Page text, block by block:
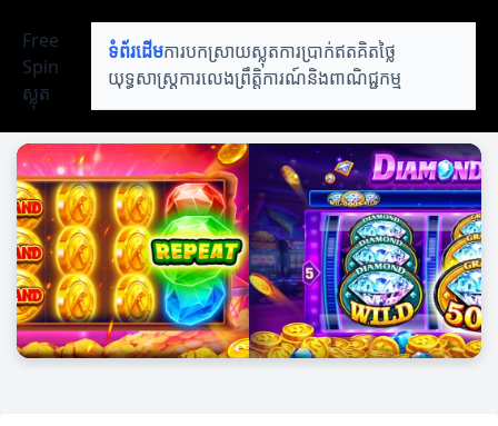
Free
Spin
ស្លុត
ទំព័រដើមការបកស្រាយស្លុតការប្រាក់ឥតគិតថ្លៃ
យុទ្ធសាស្ត្រការលេងព្រឹត្តិការណ៍និងពាណិជ្ជកម្ម